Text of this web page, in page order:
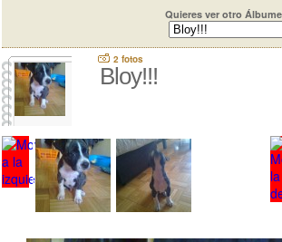
Quieres ver otro
2 fotos
Bloy!!!